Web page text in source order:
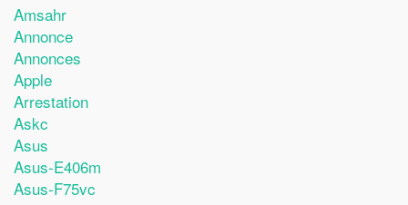
Amsahr
Annonce
Annonces
Apple
Arrestation
Askc
Asus
Asus-E406m
Asus-F75vc